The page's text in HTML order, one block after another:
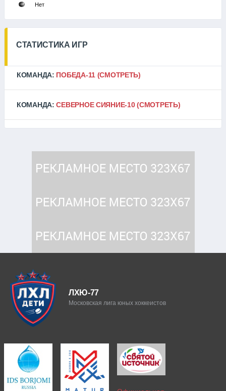
Нет
СТАТИСТИКА ИГР
КОМАНДА: ПОБЕДА-11 (СМОТРЕТЬ)
КОМАНДА:СЕВЕРНОЕ СИЯНИЕ-10 (СМОТРЕТЬ)
ЛХЮ-77
Московская лига юных хоккеистов